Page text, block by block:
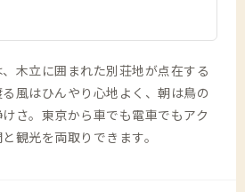
木立に囲まれた別荘地が点在する
風はひんやり心地よく、朝は鳥の
さ。東京から車でも電車でもアク
観光を両取りできます。